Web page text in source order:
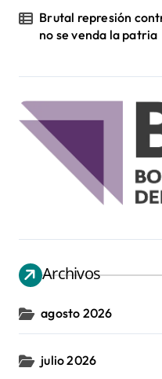
Brutal represión
no se venda la patria
Archivos
agosto 2026
julio 2026